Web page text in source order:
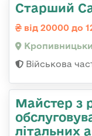
Старший
від 20000 до
Військова
Майстер з
літальних